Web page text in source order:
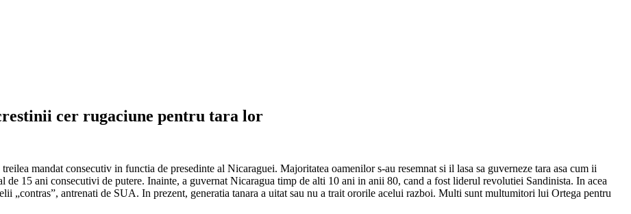
cer rugaciune pentru tara lor
mandat consecutiv in functia de presedinte al Nicaraguei. Majoritatea oamenilor s-au resemnat si il lasa sa guverneze tara asa cum ii
de 15 ani consecutivi de putere. Inainte, a guvernat Nicaragua timp de alti 10 ani in anii 80, cand a fost liderul revolutiei Sandinista. In acea
„contras”, antrenati de SUA. In prezent, generatia tanara a uitat sau nu a trait ororile acelui razboi. Multi sunt multumitori lui Ortega pentru